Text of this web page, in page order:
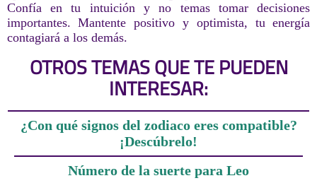
Confía en tu intuición y no temas tomar decisiones
importantes. Mantente positivo y optimista, tu energía
contagiará a los demás.
OTROS TEMAS QUE TE PUEDEN
INTERESAR:
¿Con qué signos del zodiaco eres compatible?
¡Descúbrelo!
Número de la suerte para Leo